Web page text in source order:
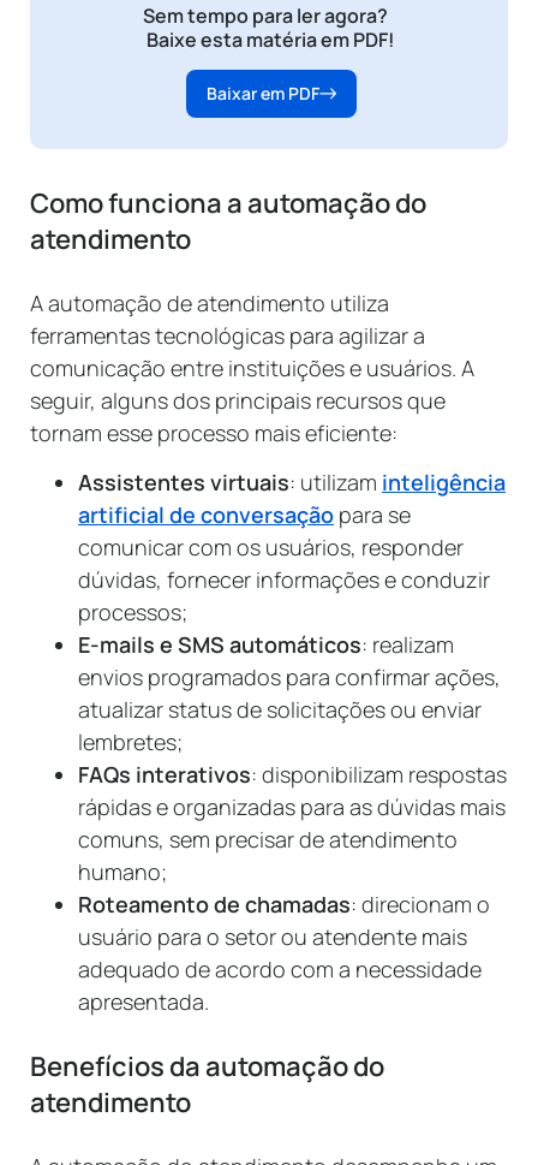
Sem tempo para ler agora?
Baixe esta matéria em PDF!
Baixar em PDF
Como funciona a automação do
atendimento
A automação de atendimento utiliza
ferramentas tecnológicas para agilizar a
comunicação entre instituições e usuários. A
seguir, alguns dos principais recursos que
tornam esse processo mais eficiente:
Assistentes virtuais: utilizam inteligência
artificial de conversação para se
comunicar com os usuários, responder
dúvidas, fornecer informações e conduzir
processos;
E-mails e SMS automáticos: realizam
envios programados para confirmar ações,
atualizar status de solicitações ou enviar
lembretes;
FAQs interativos: disponibilizam respostas
rápidas e organizadas para as dúvidas mais
comuns, sem precisar de atendimento
humano;
Roteamento de chamadas: direcionam o
usuário para o setor ou atendente mais
adequado de acordo com a necessidade
apresentada.
Benefícios da automação do
atendimento